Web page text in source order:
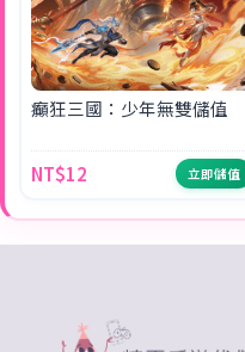
癲狂三國：少年無雙儲值
NT$12 立即儲值